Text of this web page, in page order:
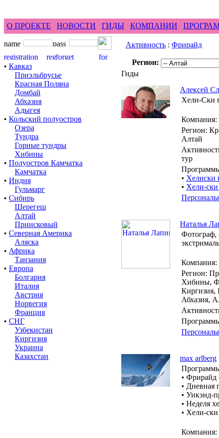
О ПРОЕКТЕ НОВОСТИ ГИДЫ КОМПАНИИ
• Кавказ
Приэльбрусье
Красная Поляна
Домбай
Абхазия
Адыгея
• Кольский полуостров
Озера
Тундра
Горные тундры
Хибины
• Полуостров Камчатка
Камчатка
• Индия
Гульмарг
• Сибирь
Шерегеш
Алтай
Приисковый
• Северная Америка
Аляска
• Африка
Танзания
• Европа
Болгария
Италия
Австрия
Норвегия
Франция
• СНГ
Узбекистан
Киргизия
Украина
Казахстан
Активность : Фрирайд
Регион:
Гиды
Алексей
Хели-Ски
Компания:
Регион:
Алтай
тур
• Хелиски
• Хели-
Наталья
Фотограф,
Компания:
Регион:
Хибины,
Киргизия,
Абхазия,
max arlberg
• Фрирайд
• Дневная
• Уикэнд-
• Неделя
• Хели-
Компания: